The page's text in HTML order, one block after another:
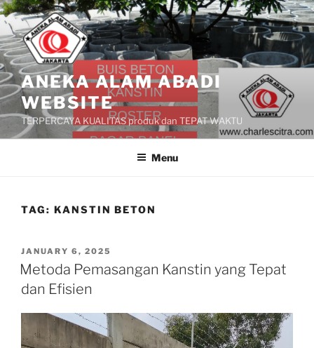
Skip
to
content
ANEKA ALAM ABADI
WEBSITE
TERPERCAYA KUALITAS produk dan TEPAT WAKTU
Menu
TAG: KANSTIN BETON
POSTED
ON
JANUARY 6, 2025
Metoda Pemasangan Kanstin yang Tepat
dan Efisien